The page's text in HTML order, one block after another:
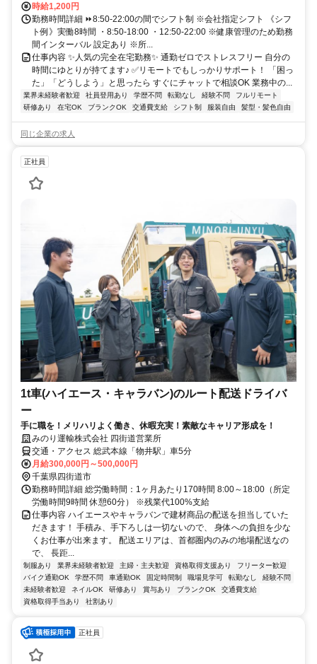
時給1,200円
勤務時間詳細 ⏩8:50-22:00の間でシフト制 ※会社指定シフト 《シフ
ト例》実働8時間 ・8:50-18:00 ・12:50-22:00 ※健康管理のため勤務
間インターバル 設定あり ※所...
仕事内容 ✨人気の完全在宅勤務✨ 通勤ゼロでストレスフリー 自分の
時間にゆとりが持てます♪ ✅リモートでもしっかりサポート！ 「困っ
た」「どうしよう」と思ったら すぐにチャットで相談OK 業務中の...
業界未経験者歓迎 社員登用あり 学歴不問 転勤なし 経験不問
フルリモート
研修あり
在宅OK ブランクOK 交通費支給 シフト制 服装自由 髪型・髪色自由
同じ企業の求人
正社員
1t車(ハイエース・キャラバン)のルート配送ドライバ
ー
手に職を！メリハリよく働き、休暇充実！素敵なキャリア形成を！
みのり運輸株式会社 四街道営業所
交通・アクセス 総武本線「物井駅」車5分
月給300,000円～500,000円
千葉県四街道市
勤務時間詳細 総労働時間：1ヶ月あたり170時間 8:00～18:00（所定
労働時間9時間 休憩60分） ※残業代100%支給
仕事内容 ハイエースやキャラバンで建材商品の配送を担当していた
だきます！ 手積み、手下ろしは一切ないので、 身体への負担を少な
くお仕事が出来ます。 配送エリアは、首都圏内のみの地場配送なの
で、 長距...
制服あり 業界未経験者歓迎 主婦・主夫歓迎 資格取得支援あり
フリーター歓迎
バイク通勤OK
学歴不問 車通勤OK 固定時間制 職場見学可 転勤なし
経験不問
未経験者歓迎
ネイルOK 研修あり 賞与あり ブランクOK
交通費支給
資格取得手当あり
社割あり
正社員